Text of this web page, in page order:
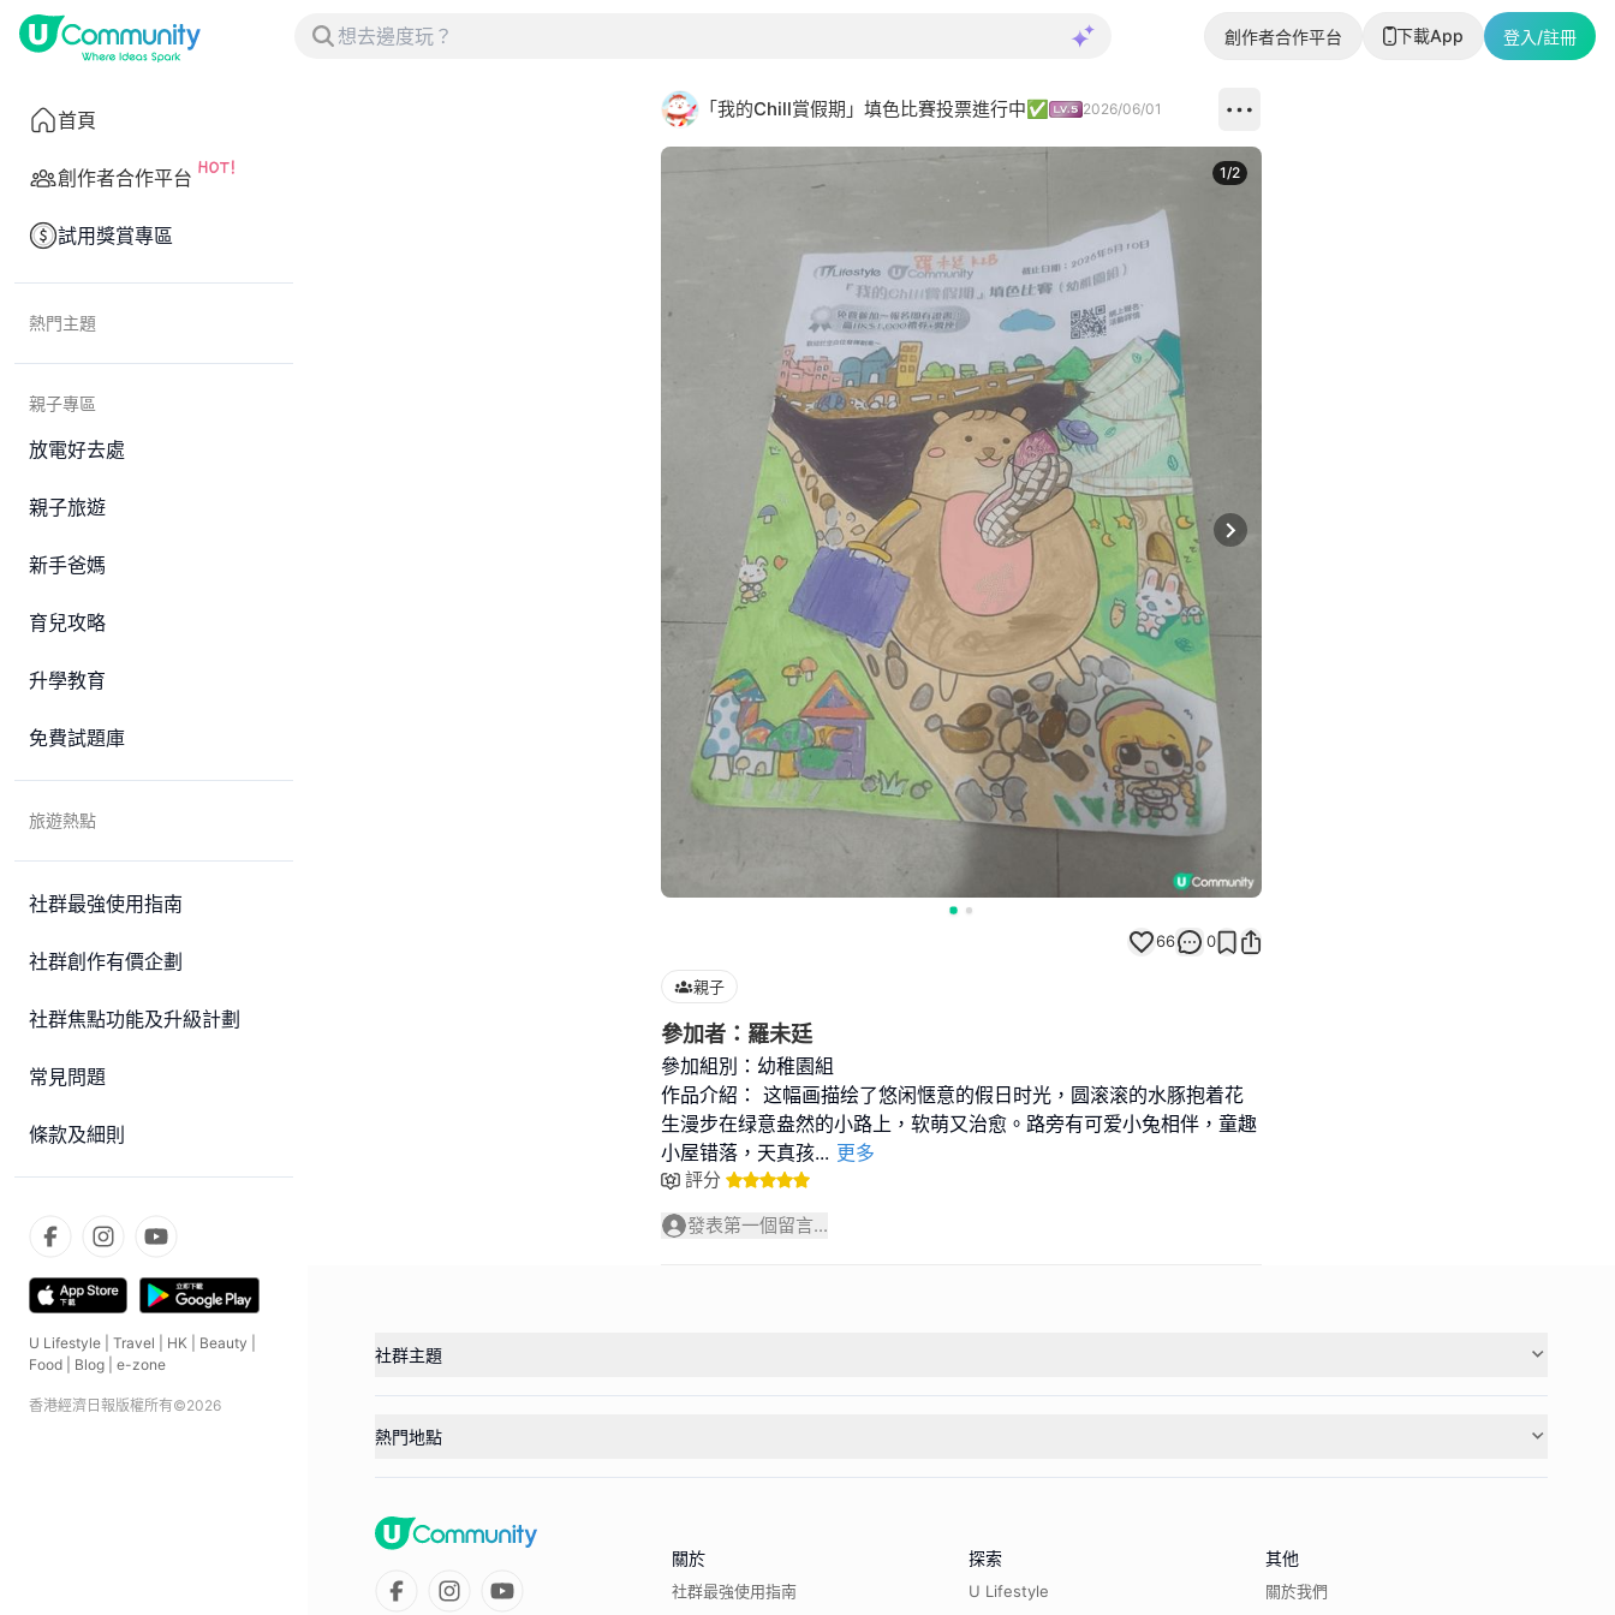
創作者合作平台 下載App 登入/註冊
首頁
創作者合作平台
試用獎賞專區
熱門主題
親子專區
放電好去處
親子旅遊
新手爸媽
育兒攻略
升學教育
免費試題庫
旅遊熱點
社群最強使用指南
社群創作有價企劃
社群焦點功能及升級計劃
常見問題
條款及細則
U Lifestyle Travel HK Beauty
Food
Blog e-zone
香港經濟日報版權所有©2026
「我的Chill賞假期」填色比賽投票進行中✅ 2026/06/01
Next slide
1/2
66 0
親子
參加者：羅未廷
參加組別：幼稚園組
作品介紹： 这幅画描绘了悠闲惬意的假日时光，圆滚滚的水豚抱着花
生漫步在绿意盎然的小路上，软萌又治愈。路旁有可爱小兔相伴，童趣
小屋错落，天真孩... 更多
評分
發表第一個留言...
社群主題
熱門地點
關於
社群最強使用指南
探索
U Lifestyle
其他
關於我們